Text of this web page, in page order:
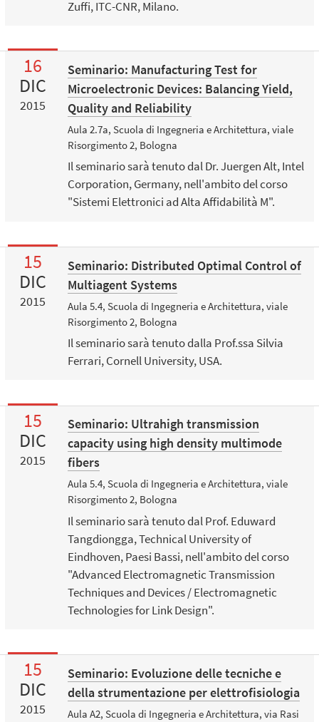
Zuffi, ITC-CNR, Milano.
16
DIC
2015
Seminario: Manufacturing Test for
Microelectronic Devices: Balancing Yield,
Quality and Reliability
Aula 2.7a, Scuola di Ingegneria e Architettura, viale
Risorgimento 2, Bologna
Il seminario sarà tenuto dal Dr. Juergen Alt, Intel
Corporation, Germany, nell'ambito del corso
"Sistemi Elettronici ad Alta Affidabilità M".
15
DIC
2015
Seminario: Distributed Optimal Control of
Multiagent Systems
Aula 5.4, Scuola di Ingegneria e Architettura, viale
Risorgimento 2, Bologna
Il seminario sarà tenuto dalla Prof.ssa Silvia
Ferrari, Cornell University, USA.
15
DIC
2015
Seminario: Ultrahigh transmission
capacity using high density multimode
fibers
Aula 5.4, Scuola di Ingegneria e Architettura, viale
Risorgimento 2, Bologna
Il seminario sarà tenuto dal Prof. Eduward
Tangdiongga, Technical University of
Eindhoven, Paesi Bassi, nell'ambito del corso
"Advanced Electromagnetic Transmission
Techniques and Devices / Electromagnetic
Technologies for Link Design".
15
DIC
2015
Seminario: Evoluzione delle tecniche e
della strumentazione per elettrofisiologia
Aula A2, Scuola di Ingegneria e Architettura, via Rasi